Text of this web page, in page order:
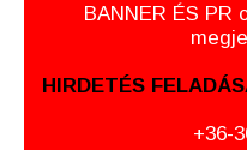
BANNER ÉS PR
HIRDETÉS
+36-